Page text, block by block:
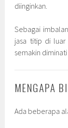
diinginkan.
Sebagai
jasa titip di luar
semakin
MENGAPA
Ada beberapa